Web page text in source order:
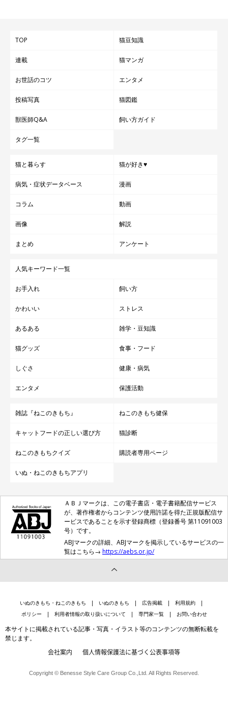
TOP 猫豆知識
連載 猫マンガ
お世話のコツ エンタメ
投稿写真 猫図鑑
獣医師Q&A 飼い方ガイド
タグ一覧
猫と暮らす 猫が好き♥
病気・症状データベース 漫画
コラム 動画
画像 解説
まとめ アンケート
人気キーワード一覧
お手入れ 飼い方
かわいい ストレス
あるある 雑学・豆知識
猫グッズ 食事・フード
しぐさ 健康・病気
エンタメ 保護活動
雑誌『ねこのきもち』 ねこのきもち健保
キャットフードの正しい選び方 猫診断
ねこのきもちクイズ 購読者専用ページ
いぬ・ねこのきもちアプリ
ＡＢＪマークは、この電子書店・電子書籍配信サービス
が、著作権者からコンテンツ使用許諾を得た正規版配信サ
ービスであることを示す登録商標（登録番号 第11091003
号）です。
ABJマークの詳細、ABJマークを掲示しているサービスの一
覧はこちら→ https://aebs.or.jp/
いぬのきもち・ねこのきもち いぬのきもち 広告掲載
利用規約
ポリシー
利用者情報の取り扱いについて 専門家一覧 お問い合わせ
本サイトに掲載されている記事・写真・イラスト等のコンテンツの無断転載を
禁じます。
会社案内 個人情報保護法に基づく公表事項等
Copyright © Benesse Style Care Group Co.,Ltd. All Rights Reserved.